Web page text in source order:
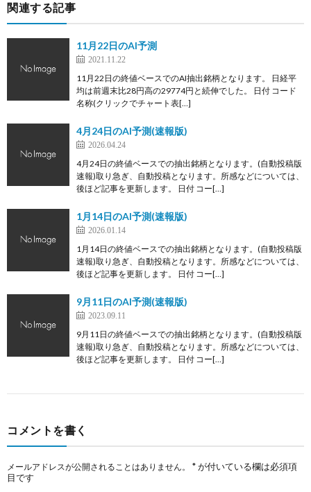
関連する記事
11月22日のAI予測
2021.11.22
11月22日の終値ベースでのAI抽出銘柄となります。 日経平
均は前週末比28円高の29774円と続伸でした。 日付 コード
名称(クリックでチャート表[…]
4月24日のAI予測(速報版)
2026.04.24
4月24日の終値ベースでの抽出銘柄となります。(自動投稿版
速報)取り急ぎ、自動投稿となります。所感などについては、
後ほど記事を更新します。 日付 コー[…]
1月14日のAI予測(速報版)
2026.01.14
1月14日の終値ベースでの抽出銘柄となります。(自動投稿版
速報)取り急ぎ、自動投稿となります。所感などについては、
後ほど記事を更新します。 日付 コー[…]
9月11日のAI予測(速報版)
2023.09.11
9月11日の終値ベースでの抽出銘柄となります。(自動投稿版
速報)取り急ぎ、自動投稿となります。所感などについては、
後ほど記事を更新します。 日付 コー[…]
コメントを書く
メールアドレスが公開されることはありません。 *が付いている欄は必須項
目です